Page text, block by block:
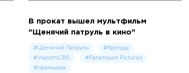
В прокат вышел мультфильм
"Щенячий патруль в кино"
#Щенячий Патруль
#бренды
#ViacomCBS
#Paramount Pictures
#премьеры